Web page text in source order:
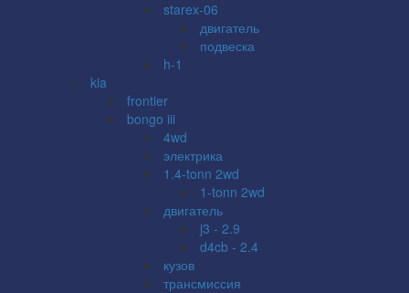
starex-06
двигатель
подвеска
h-1
kia
frontier
bongo iii
4wd
электрика
1.4-tonn 2wd
1-tonn 2wd
двигатель
j3 - 2.9
d4cb - 2.4
кузов
трансмиссия